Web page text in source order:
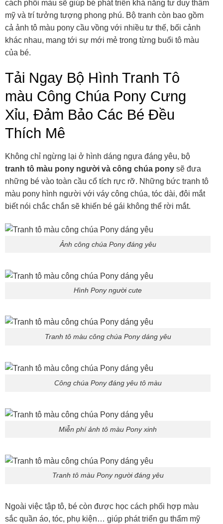
cách phối màu sẽ giúp bé phát triển khả năng tư duy thẩm
mỹ và trí tưởng tượng phong phú. Bộ tranh còn bao gồm
cả ảnh tô màu pony cầu vồng với nhiều tư thế, bối cảnh
khác nhau, mang tới sự mới mẻ trong từng buổi tô màu
của bé.
Tải Ngay Bộ Hình Tranh Tô
màu Công Chúa Pony Cưng
Xỉu, Đảm Bảo Các Bé Đều
Thích Mê
Không chỉ ngừng lại ở hình dáng ngựa đáng yêu, bộ
tranh tô màu pony người và công chúa pony sẽ đưa
những bé vào toàn cầu cổ tích rực rỡ. Những bức tranh tô
màu pony hình người với váy công chúa, tóc dài, đôi mắt
biết nói chắc chắn sẽ khiến bé gái không thể rời mắt.
Ảnh công chúa Pony đáng yêu
Hình Pony người cute
Tranh tô màu công chúa Pony dáng yêu
Công chúa Pony đáng yêu tô màu
Miễn phí ảnh tô màu Pony xinh
Tranh tô màu Pony người đáng yêu
Ngoài việc tập tô, bé còn được học cách phối hợp màu
sắc quần áo, tóc, phụ kiện… giúp phát triển gu thẩm mỹ